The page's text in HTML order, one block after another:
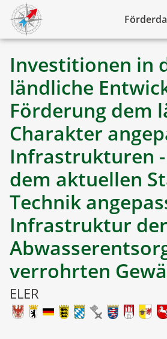
Investitionen in
ländliche
Förderung dem
Charakter
Infrastrukturen
dem aktuellen
Technik
Infrastruktur der
verrohrten
ELER